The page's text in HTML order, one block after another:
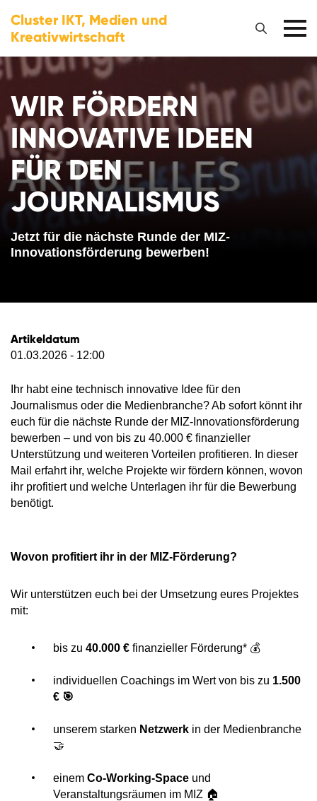
Cluster IKT, Medien und
Kreativwirtschaft
WIR FÖRDERN
INNOVATIVE IDEEN
FÜR DEN
JOURNALISMUS
Jetzt für die nächste Runde der MIZ-
Innovationsförderung bewerben!
Ihr habt eine technisch innovative Idee für den
Journalismus oder die Medienbranche? Ab sofort könnt ihr
euch für die nächste Runde der MIZ-Innovationsförderung
bewerben – und von bis zu 40.000 € finanzieller
Unterstützung und weiteren Vorteilen profitieren. In dieser
Mail erfahrt ihr, welche Projekte wir fördern können, wovon
ihr profitiert und welche Unterlagen ihr für die Bewerbung
benötigt.
Wovon profitiert ihr in der MIZ-Förderung?
Wir unterstützen euch bei der Umsetzung eures Projektes
mit:
bis zu 40.000 € finanzieller Förderung* 💰
individuellen Coachings im Wert von bis zu 1.500
€ 🎯
unserem starken Netzwerk in der Medienbranche
🤝
einem Co-Working-Space und
Veranstaltungsräumen im MIZ 🏠
Artikeldatum
01.03.2026 - 12:00